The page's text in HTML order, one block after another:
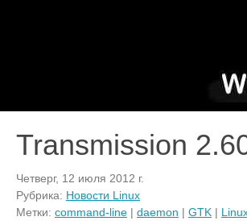
Transmission
Четверг, 12 июля 2012 г.
Рубрика: Новости Linux
Метки: command-line | daemon | GTK |